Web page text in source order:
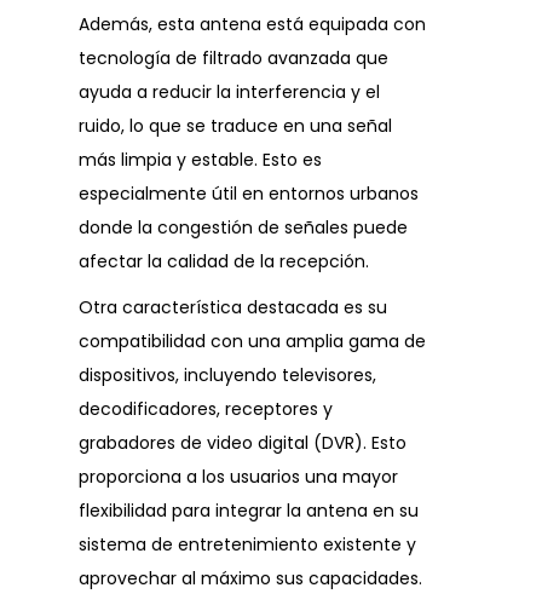
Además, esta antena está equipada con
tecnología de filtrado avanzada que
ayuda a reducir la interferencia y el
ruido, lo que se traduce en una señal
más limpia y estable. Esto es
especialmente útil en entornos urbanos
donde la congestión de señales puede
afectar la calidad de la recepción.
Otra característica destacada es su
compatibilidad con una amplia gama de
dispositivos, incluyendo televisores,
decodificadores, receptores y
grabadores de video digital (DVR). Esto
proporciona a los usuarios una mayor
flexibilidad para integrar la antena en su
sistema de entretenimiento existente y
aprovechar al máximo sus capacidades.